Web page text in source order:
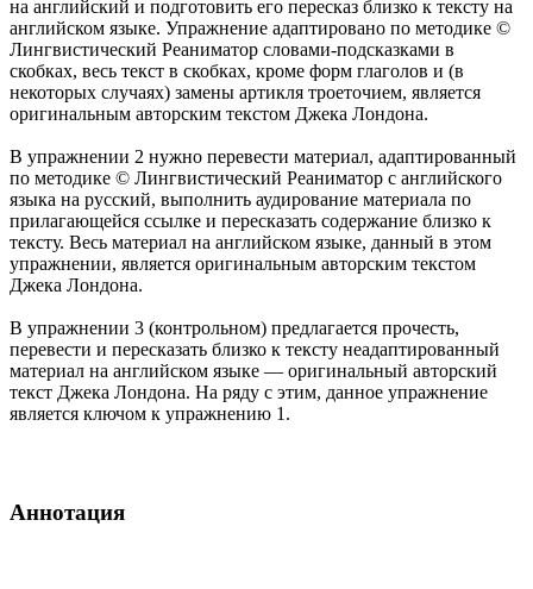
на английский и подготовить его пересказ близко к тексту на
английском языке. Упражнение адаптировано по методике ©
Лингвистический Реаниматор словами-подсказками в
скобках, весь текст в скобках, кроме форм глаголов и (в
некоторых случаях) замены артикля троеточием, является
оригинальным авторским текстом Джека Лондона.
В упражнении 2 нужно перевести материал, адаптированный
по методике © Лингвистический Реаниматор с английского
языка на русский, выполнить аудирование материала по
прилагающейся ссылке и пересказать содержание близко к
тексту. Весь материал на английском языке, данный в этом
упражнении, является оригинальным авторским текстом
Джека Лондона.
В упражнении 3 (контрольном) предлагается прочесть,
перевести и пересказать близко к тексту неадаптированный
материал на английском языке — оригинальный авторский
текст Джека Лондона. На ряду с этим, данное упражнение
является ключом к упражнению 1.
Аннотация